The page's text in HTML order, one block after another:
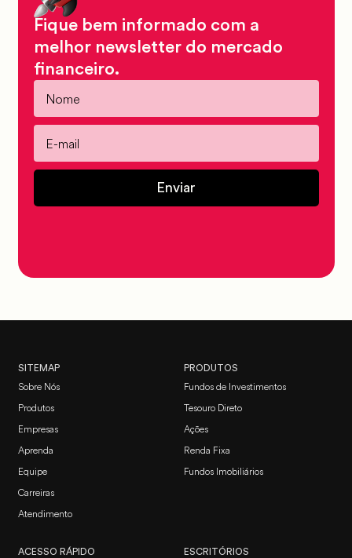
Fique bem informado com a
melhor newsletter do mercado
financeiro.
Enviar
SITEMAP
Sobre Nós
Produtos
Empresas
Aprenda
Equipe
Carreiras
Atendimento
PRODUTOS
Fundos de Investimentos
Tesouro Direto
Ações
Renda Fixa
Fundos Imobiliários
ACESSO RÁPIDO ESCRITÓRIOS